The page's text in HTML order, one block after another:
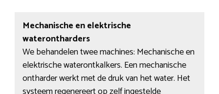
Mechanische en elektrische
waterontharders
We behandelen twee machines: Mechanische en
elektrische waterontkalkers. Een mechanische
ontharder werkt met de druk van het water. Het